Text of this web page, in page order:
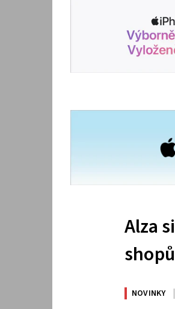
Alza
shopů
NOVINKY